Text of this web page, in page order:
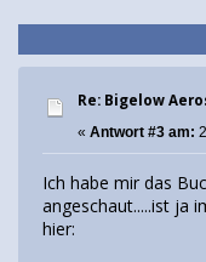
Re: Bigelow
« Antwort #3 am:
Ich habe mir das
angeschaut.....ist ja
hier: